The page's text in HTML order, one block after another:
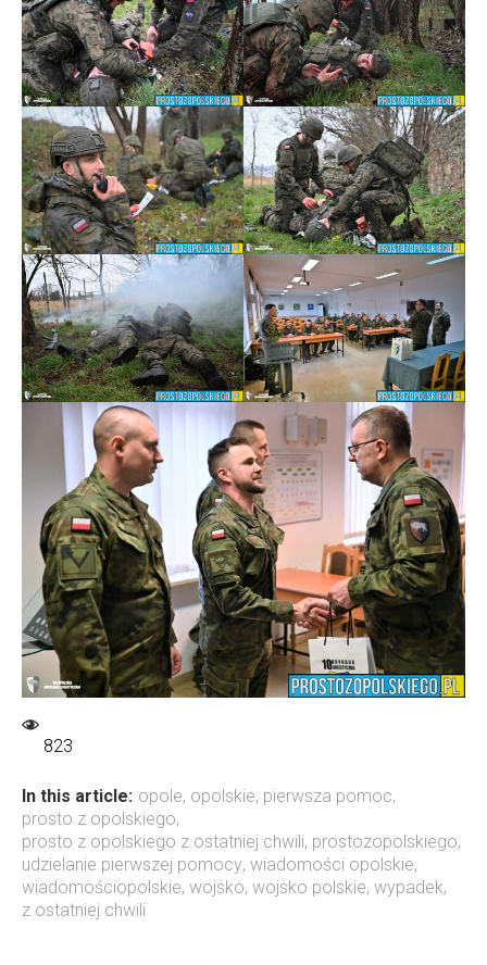
823
In this article: opole, opolskie, pierwsza pomoc,
prosto z opolskiego,
prosto z opolskiego z ostatniej chwili, prostozopolskiego,
udzielanie pierwszej pomocy, wiadomości opolskie,
wiadomościopolskie, wojsko, wojsko polskie, wypadek,
z ostatniej chwili